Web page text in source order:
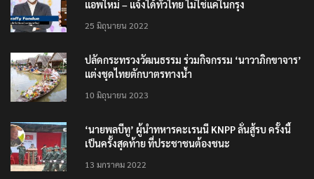
แอพใหม่ – แจ้งได้ทั่วไทย ไม่ใช่แค่ในกรุง
25 มิถุนายน 2022
ปลัดกระทรวงวัฒนธรรม ร่วมกิจกรรม ‘นาวาภิกขาจาร’
แต่งชุดไทยตักบาตรทางน้ำ
10 มิถุนายน 2023
‘นายพลบีทู’ ผู้นำทหารคะเรนนี KNPP ลั่นสู้รบ ครั้งนี้
เป็นครั้งสุดท้าย ที่ประชาชนต้องชนะ
13 มกราคม 2022